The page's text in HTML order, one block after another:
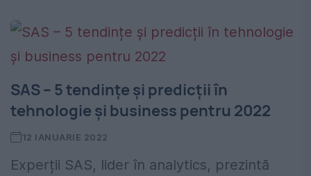
SAS – 5 tendințe și predicții în
tehnologie și business pentru 2022
12 IANUARIE 2022
Experții SAS, lider în analytics, prezintă